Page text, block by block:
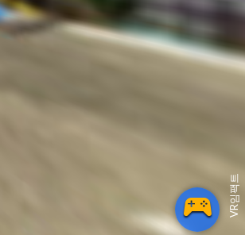
VR임팩트